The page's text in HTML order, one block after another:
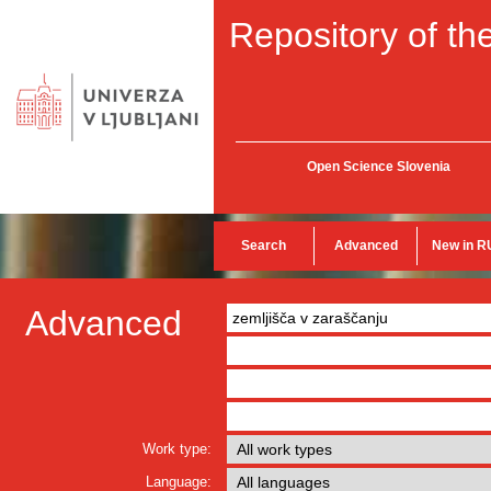
Repository of
Open Science Slovenia
Search Advanced New in
Advanced
Work type:
Language: